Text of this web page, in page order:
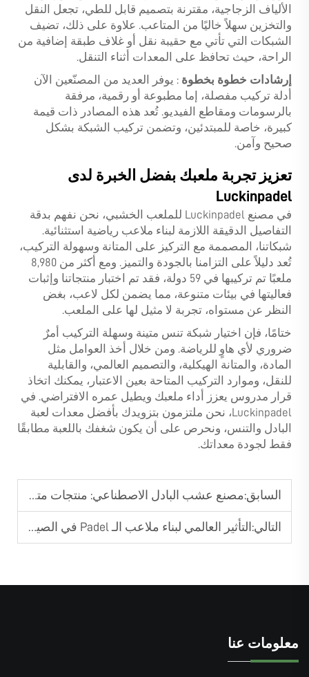
الألياف الزجاجية، مقترنة بتصميم قابل للطي، تجعل النقل
والتخزين سهلاً خاليًا من المتاعب. علاوة على ذلك، تضيف
الشبكات التي تأتي مع حقيبة نقل أو غلاف طبقة إضافية من
الراحة، حيث تحافظ على المعدات أثناء التنقل.
إرشادات خطوة بخطوة : يوفر العديد من المصنّعين الآن
أدلة تركيب مفصلة، إما مطبوعة أو رقمية، مرفقة
بالرسومات ومقاطع الفيديو. تُعد هذه المصادر ذات قيمة
كبيرة، خاصة للمبتدئين، وتضمن تركيب الشبكة بشكل
صحيح وآمن.
تعزيز تجربة ملعبك بفضل الخبرة لدى
Luckinpadel
في مصنع Luckinpadel للملعب الخشبي، نحن نفهم بدقة
التفاصيل الدقيقة اللازمة لبناء ملاعب رياضية استثنائية.
شبكاتنا، المصممة مع التركيز على المتانة وسهولة التركيب،
تُعد دليلاً على التزامنا بالجودة والتميز. ومع أكثر من 8,980
ملعبًا تم تركيبها في 59 دولة، فقد تم اختبار منتجاتنا وإثبات
فعاليتها في بيئات متنوعة، مما يضمن لكل لاعب، بغض
النظر عن مستواه، تجربة لا مثيل لها على الملعب.
ختامًا، فإن اختيار شبكة تنس متينة وسهلة التركيب أمرٌ
ضروري لأي هاوٍ للرياضة. ومن خلال أخذ العوامل مثل
المادة، والمتانة الهيكلية، والتصميم العالمي، والقابلية
للنقل، وموارد التركيب المتاحة بعين الاعتبار، يمكنك اتخاذ
قرار مدروس يعزز أداء ملعبك ويطيل عمره الافتراضي. في
Luckinpadel، نحن ملتزمون بتزويدك بأفضل معدات لعبة
البادل والتنس، ونحرص على أن يكون شغفك باللعبة مطابقًا
فقط لجودة معداتك.
السابق:مصنع عشب البادل الاصطناعي: منتجات متينة؟
التالي: التأثير العالمي لبناء ملاعب الـ Padel في الصين
معلومات عنا